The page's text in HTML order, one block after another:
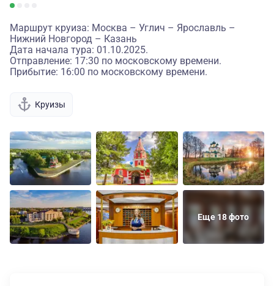
Маршрут круиза: Москва – Углич – Ярославль –
Нижний Новгород – Казань
Дата начала тура: 01.10.2025.
Отправление: 17:30 по московскому времени.
Прибытие: 16:00 по московскому времени.
Круизы
Еще 18 фото